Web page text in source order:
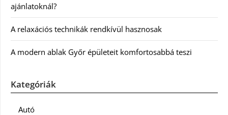
ajánlatoknál?
A relaxációs technikák rendkívül hasznosak
A modern ablak Győr épületeit komfortosabbá teszi
Kategóriák
Autó